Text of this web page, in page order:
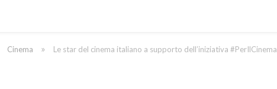
Cinema » Le star del cinema italiano a supporto dell’iniziativa #PerIlCinema